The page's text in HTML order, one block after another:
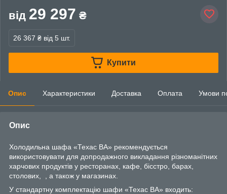
від 29 297 ₴
26 367 ₴ від 5 шт.
Купити
Опис Характеристики Доставка Оплата Умови
Опис
Холодильна шафа «Техас ВА» рекомендується
використовувати для допродажного викладання різноманітних
харчових продуктів у ресторанах, кафе, бісстро, барах,
столових, , а також у магазинах.
У стандартну комплектацію шафи «Техас ВА» входить: